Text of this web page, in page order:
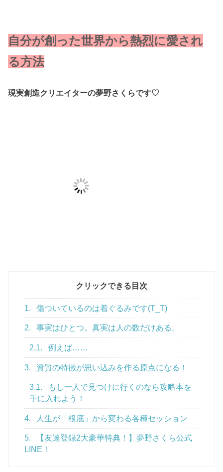
自分が創った世界から熱烈に愛され
る方法
現実創造クリエイターの夢野さくらです♡
クリックできる目次
1. 傷ついているのは着ぐるみです(T_T)
2. 事実はひとつ。真実は人の数だけある。
2.1. 例えば……
3. 資質の特徴が思い込みを作る原点になる！
3.1.
もし一人で見つけに行くのなら攻略本を
手に入れよう！
4. 人生が「根底」から変わる各種セッション
5.
【友達登録2大豪華特典！】夢野さくら公式
LINE！